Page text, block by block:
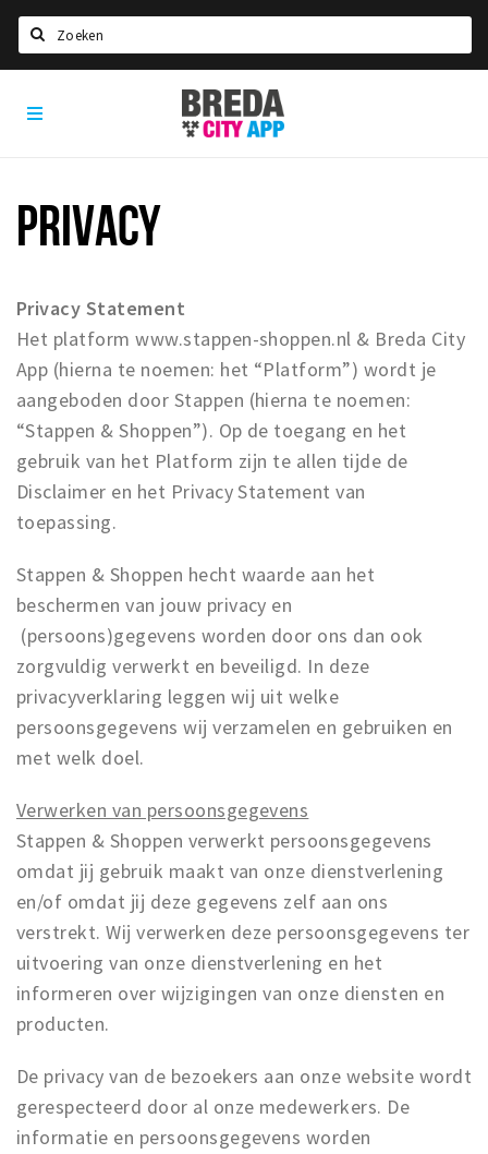
Home
Party pics
Eten
Drinken
Slapen
Recreatief
Winkels
Winkelgebieden
Bezienswaardigheden
Musea, theaters & podia
Uitjes & activiteiten
Toeristische routes
Natuurgebieden
Sport
Privacy
Inloggen
Breda
City
App
PRIVACY
Privacy Statement
Het platform www.stappen-shoppen.nl & Breda City
App (hierna te noemen: het “Platform”) wordt je
aangeboden door Stappen (hierna te noemen:
“Stappen & Shoppen”). Op de toegang en het
gebruik van het Platform zijn te allen tijde de
Disclaimer en het Privacy Statement van
toepassing.
Stappen & Shoppen hecht waarde aan het
beschermen van jouw privacy en
(persoons)gegevens worden door ons dan ook
zorgvuldig verwerkt en beveiligd. In deze
privacyverklaring leggen wij uit welke
persoonsgegevens wij verzamelen en gebruiken en
met welk doel.
Verwerken van persoonsgegevens
Stappen & Shoppen verwerkt persoonsgegevens
omdat jij gebruik maakt van onze dienstverlening
en/of omdat jij deze gegevens zelf aan ons
verstrekt. Wij verwerken deze persoonsgegevens ter
uitvoering van onze dienstverlening en het
informeren over wijzigingen van onze diensten en
producten.
De privacy van de bezoekers aan onze website wordt
gerespecteerd door al onze medewerkers. De
informatie en persoonsgegevens worden